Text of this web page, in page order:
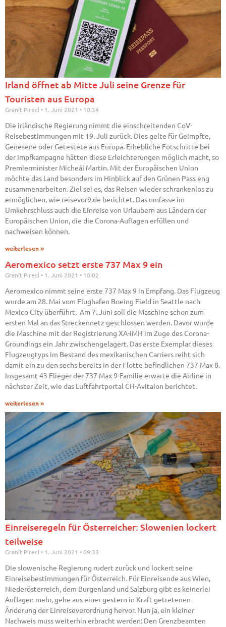
Irland öffnet ab Mitte Juli seine Grenze für
Touristen aus Europa
Granit Pireci 1. Juni 2021 10:34
Die irländische Regierung nimmt die einschreitenden CoV-
Reisebestimmungen mit 19. Juli zurück. Dies gelte für Geimpfte,
Genesene oder Getestete aus Europa. Erhebliche Fotschritte bei
der Impfkampagne hätten diese Erleichterungen möglich macht, so
Premierminister Micheál Martin. Mit der Europäischen Union
möchte das Land besonders im Hinblick auf den Grünen Pass eng
zusammenarbeiten. Ziel sei es, das Reisen wieder schrankenlos zu
ermöglichen, wie reisevor9.de berichtet. Das umfasse im
Umkehrschluss auch die Einreise von Urlaubern aus Ländern der
Europäischen Union, die die Corona-Auflagen erfüllen und
nachweisen können.
weiterlesen »
Aeromexico setzt erste 737 Max 9 ein
Granit Pireci 1. Juni 2021 10:02
Aeromexico nimmt seine erste 737 Max 9 in Empfang. Das Flugzeug
wurde am 28. Mai vom Flughafen Boeing Field in Seattle nach
Mexico City überführt. Am 7. Juni soll die Maschine schon zum
ersten Mal an das Streckennetz geschlossen werden. Davor wurde
die Maschine mit der Registrierung XA-IMH im Zuge des Corona-
Groundings ein Jahr zwischengelagert. Das erste Exemplar dieses
Flugzeugtyps im Bestand des mexikanischen Carriers reiht sich
damit ein zu den sechs bereits in der Flotte befindlichen 737 Max 8.
Insgesamt 43 Flieger der 737 Max 9-Familie erwarte die Airline in
nächster Zeit, wie das Luftfahrtportal CH-Avitaion berichtet.
weiterlesen »
Einreiseregeln für Österreicher: Slowenien lockert
teilweise
Granit Pireci 1. Juni 2021 09:33
Die slowenische Regierung rudert zurück und lockert seine
Einreisebestimmungen für Österreich. Für Einreisende aus Wien,
Niederösterreich, dem Burgenland und Salzburg gibt es keinerlei
Auflagen mehr, gehe aus einer gestern in Kraft getretenen
Änderung der Einreiseverordnung hervor. Nun ja, ein kleiner
Nachweis muss weiterhin erbracht werden: Den Grenzbeamten